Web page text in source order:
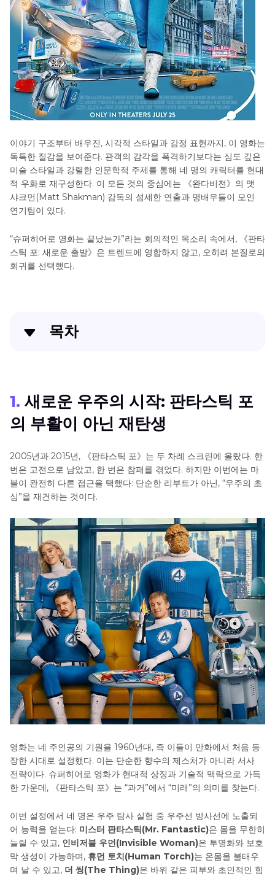
이야기 구조부터 배우진, 시각적 스타일과 감정 표현까지, 이 영화는
독특한 질감을 보여준다. 관객의 감각을 폭격하기보다는 심도 깊은
미술 스타일과 강렬한 인문학적 주제를 통해 네 명의 캐릭터를 현대
적 우화로 재구성한다. 이 모든 것의 중심에는 《완다비전》의 맷
샤크먼(Matt Shakman) 감독의 섬세한 연출과 명배우들이 모인
연기팀이 있다.
“슈퍼히어로 영화는 끝났는가”라는 회의적인 목소리 속에서, 《판타
스틱 포: 새로운 출발》은 트렌드에 영합하지 않고, 오히려 본질로의
회귀를 선택했다.
목차
2. 이전 시즌의 회고: 판타스틱 포의 기나긴 여정
가장 원초적인 낭만을 불러일으키다
4. 배우진: 트래픽이 아닌 역할에 충실
6. 현실의 투영: “희망”은 이 시대에도 여전히 가치가 있
는가?
7. [보너스 팁] HitPaw Univd를 사용하여 《판타스틱
포》의 재미있는 GIF 만드는 방법
1. 새로운 우주의 시작: 판타스틱 포
의 부활이 아닌 재탄생
2005년과 2015년, 《판타스틱 포》는 두 차례 스크린에 올랐다. 한
번은 고전으로 남았고, 한 번은 참패를 겪었다. 하지만 이번에는 마
블이 완전히 다른 접근을 택했다: 단순한 리부트가 아닌, “우주의 초
심”을 재건하는 것이다.
영화는 네 주인공의 기원을 1960년대, 즉 이들이 만화에서 처음 등
장한 시대로 설정했다. 이는 단순한 향수의 제스처가 아니라 서사
전략이다. 슈퍼히어로 영화가 현대적 상징과 기술적 맥락으로 가득
한 가운데, 《판타스틱 포》는 “과거”에서 “미래”의 의미를 찾는다.
이번 설정에서 네 명은 우주 탐사 실험 중 우주선 방사선에 노출되
어 능력을 얻는다: 미스터 판타스틱(Mr. Fantastic)은 몸을 무한히
늘릴 수 있고, 인비저블 우먼(Invisible Woman)은 투명화와 보호
막 생성이 가능하며, 휴먼 토치(Human Torch)는 온몸을 불태우
며 날 수 있고, 더 씽(The Thing)은 바위 같은 피부와 초인적인 힘